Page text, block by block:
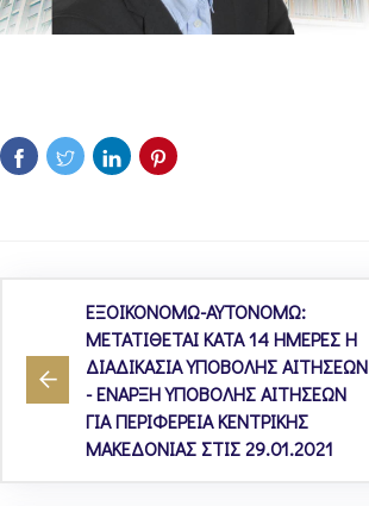
ΕΞΟΙΚΟΝΟΜΩ-ΑΥΤΟΝΟΜΩ:
ΜΕΤΑΤΙΘΕΤΑΙ ΚΑΤΑ 14 ΗΜΕΡΕΣ Η
ΔΙΑΔΙΚΑΣΙΑ ΥΠΟΒΟΛΗΣ ΑΙΤΗΣΕΩΝ
- ΕΝΑΡΞΗ ΥΠΟΒΟΛΗΣ ΑΙΤΗΣΕΩΝ
ΓΙΑ ΠΕΡΙΦΕΡΕΙΑ ΚΕΝΤΡΙΚΗΣ
ΜΑΚΕΔΟΝΙΑΣ ΣΤΙΣ 29.01.2021